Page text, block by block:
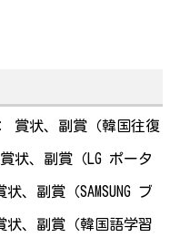
賞状、副賞（韓国往復
状、副賞（LG ポータ
、副賞（SAMSUNG ブ
状、副賞（韓国語学習